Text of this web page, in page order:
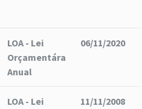
LOA - Lei
Orçamentára
Anual
06/11/2020
LOA - Lei
11/11/2008